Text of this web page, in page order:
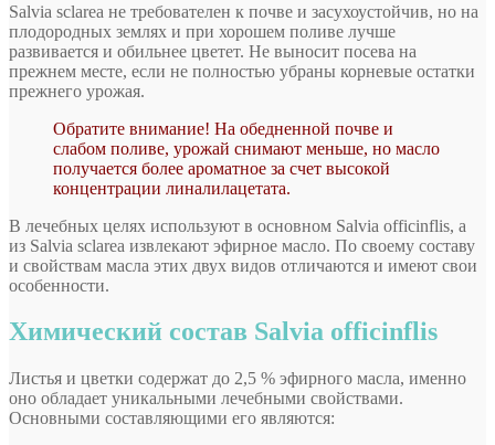
Salvia sclarea не требователен к почве и засухоустойчив, но на
плодородных землях и при хорошем поливе лучше
развивается и обильнее цветет. Не выносит посева на
прежнем месте, если не полностью убраны корневые остатки
прежнего урожая.
Обратите внимание! На обедненной почве и
слабом поливе, урожай снимают меньше, но масло
получается более ароматное за счет высокой
концентрации линалилацетата.
В лечебных целях используют в основном Salvia officinflis, а
из Salvia sclarea извлекают эфирное масло. По своему составу
и свойствам масла этих двух видов отличаются и имеют свои
особенности.
Химический состав Salvia officinflis
Листья и цветки содержат до 2,5 % эфирного масла, именно
оно обладает уникальными лечебными свойствами.
Основными составляющими его являются: